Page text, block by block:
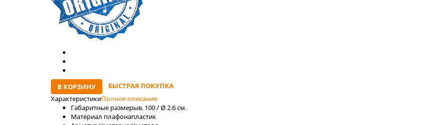
В КОРЗИНУ
БЫСТРАЯ ПОКУПКА
ХарактеристикиПолное описание
Габаритные размерыв. 100 / Ø 2.6 см.
Материал плафонапластик